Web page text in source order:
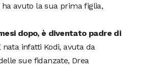
ha avuto la sua prima figlia,
dopo, è diventato padre di
nata infatti Kodi, avuta da
sue fidanzate, Drea